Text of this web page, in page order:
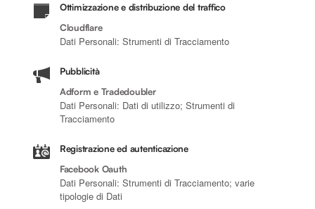
Ottimizzazione e distribuzione del traffico
Cloudflare
Dati Personali: Strumenti di Tracciamento
Pubblicità
Adform e Tradedoubler
Dati Personali: Dati di utilizzo; Strumenti di
Tracciamento
Registrazione ed autenticazione
Facebook Oauth
Dati Personali: Strumenti di Tracciamento; varie
tipologie di Dati